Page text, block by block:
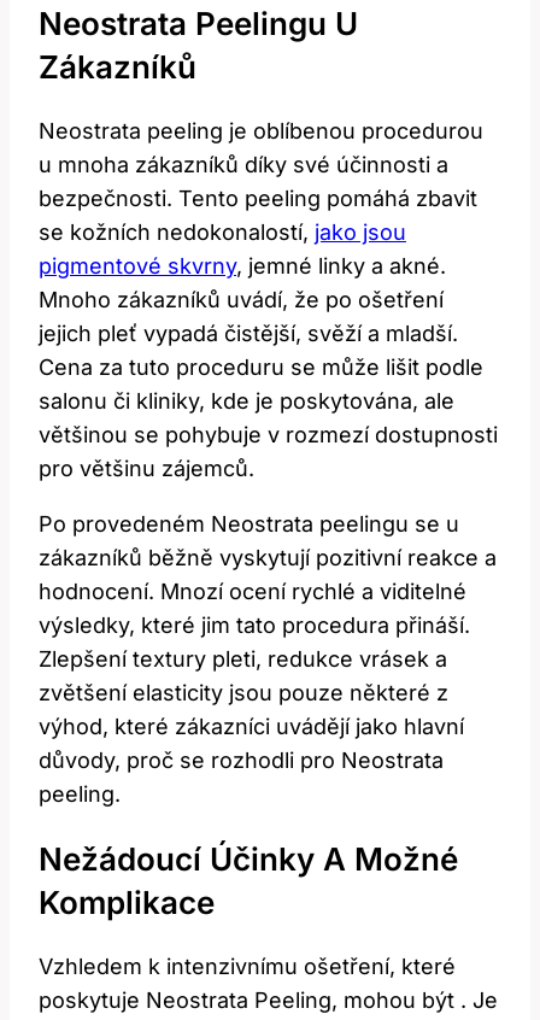
Neostrata Peelingu U
Zákazníků
Neostrata peeling je oblíbenou procedurou
u ⁢mnoha zákazníků díky své účinnosti a​
bezpečnosti. Tento peeling pomáhá zbavit
‌se kožních nedokonalostí, jako jsou
pigmentové skvrny, jemné linky a akné.
Mnoho zákazníků uvádí, ‍že po ošetření
jejich pleť vypadá čistější, svěží a mladší.
Cena za⁤ tuto proceduru se⁤ může ⁣lišit podle
salonu⁢ či kliniky, kde‍ je poskytována, ale
většinou se pohybuje v ​rozmezí dostupnosti
pro většinu‍ zájemců.
Po​ provedeném Neostrata peelingu ⁢se u
zákazníků běžně vyskytují pozitivní⁢ reakce a
hodnocení. Mnozí ocení rychlé ⁢a viditelné
⁢výsledky, které jim tato⁣ procedura přináší.
Zlepšení ‌textury⁢ pleti, redukce vrásek a
⁢zvětšení elasticity jsou pouze některé z
výhod, které zákazníci uvádějí jako hlavní
důvody, proč se⁣ rozhodli pro ‌Neostrata
peeling.
Nežádoucí Účinky⁢ A Možné
Komplikace
Vzhledem k intenzivnímu ⁣ošetření, které⁢
poskytuje Neostrata Peeling,⁣ mohou ⁣být .⁣ Je